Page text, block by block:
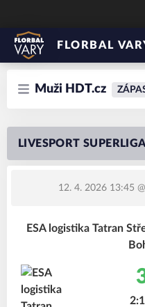
FLORBAL
Muži HDT.cz
LIVESPORT
12. 4. 2026 13:45
ESA logistika Tatran